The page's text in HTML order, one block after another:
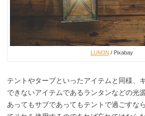
LUM3N / Pixabay
テントやタープといったアイテムと同様、
できないアイテムであるランタンなどの光
あってもサブであってもテントで過ごすな